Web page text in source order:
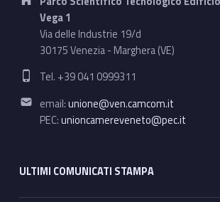
Vega 1
Via delle Industrie 19/d
30175 Venezia - Marghera (VE)
Phone number:
Tel. +39 041 0999311
Email address:
email:unione@ven.camcom.it
PEC:unioncamereveneto@pec.it
ULTIMI COMUNICATI STAMPA